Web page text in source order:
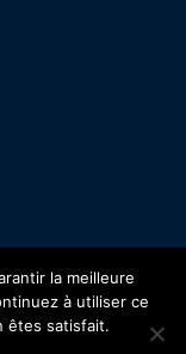
la meilleure
à utiliser ce
êtes satisfait.